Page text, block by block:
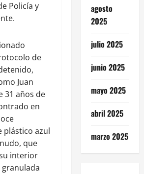
Policía y
de
Juan
31 años de
en
plástico azul
que
interior
agosto
2025
julio 2025
junio 2025
mayo 2025
abril 2025
marzo 2025